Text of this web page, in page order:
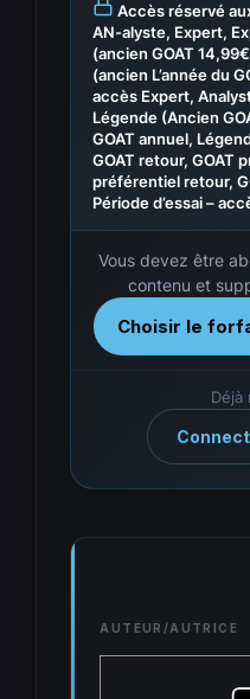
Accès réservé
AN-alyste, Expert,
(ancien GOAT
(ancien L’année du
accès Expert,
Légende (Ancien
GOAT annuel,
GOAT retour, GOAT
préférentiel retour,
Période d’essai –
Vous devez être
contenu et
Choisir le
Déjà
AUTEUR/AUTRICE